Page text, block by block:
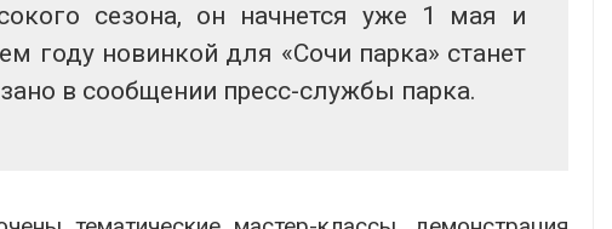
сезона, он начнется уже 1 мая и
году новинкой для «Сочи парка» станет
в сообщении пресс-службы парка.
экообменники для сбора
вторсырья
Камчатские северные
олени набирают вес
перед осенней миграцией
Авг 7, 2026